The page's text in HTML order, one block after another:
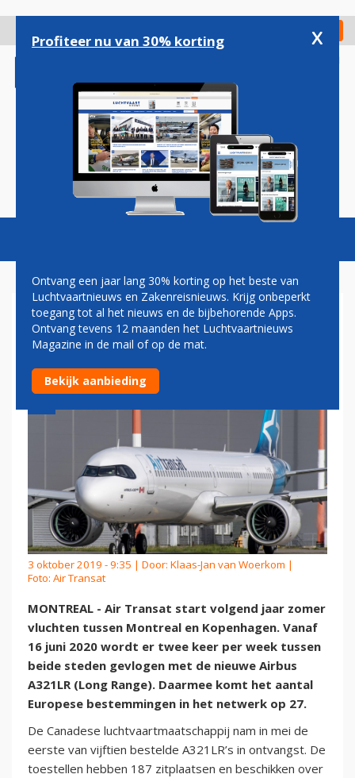
gaan
Check in
Magazine Podcasts Vacatures
AIR TRANSAT MET AIRBUS
A321LR NAAR KOPENHAGEN
3 oktober 2019 - 9:35 | Door: Klaas-Jan van Woerkom |
Foto: Air Transat
MONTREAL - Air Transat start volgend jaar zomer
vluchten tussen Montreal en Kopenhagen. Vanaf
16 juni 2020 wordt er twee keer per week tussen
beide steden gevlogen met de nieuwe Airbus
A321LR (Long Range). Daarmee komt het aantal
Europese bestemmingen in het netwerk op 27.
De Canadese luchtvaartmaatschappij nam in mei de
eerste van vijftien bestelde A321LR’s in ontvangst. De
toestellen hebben 187 zitplaatsen en beschikken over
Profiteer nu van 30% korting x
Ontvang een jaar lang 30% korting op het beste van
Luchtvaartnieuws en Zakenreisnieuws. Krijg onbeperkt
toegang tot al het nieuws en de bijbehorende Apps.
Ontvang tevens 12 maanden het Luchtvaartnieuws
Magazine in de mail of op de mat.
Bekijk aanbieding